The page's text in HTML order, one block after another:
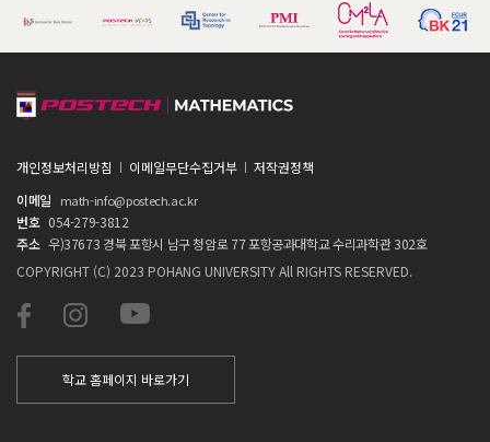
개인정보처리방침 이메일무단수집거부
저작권정책
이메일
math-info@postech.ac.kr
번호 054-279-3812
주소 우)37673 경북 포항시 남구 청암로 77 포항공과대학교 수리과학관 302호
COPYRIGHT (C) 2023 POHANG UNIVERSITY All RIGHTS RESERVED.
학교 홈페이지 바로가기